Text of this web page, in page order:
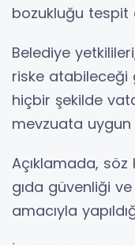
bozukluğu tespit
Belediye
riske atabileceği
hiçbir şekilde
mevzuata
Açıklamada,
gıda güvenliği ve
amacıyla